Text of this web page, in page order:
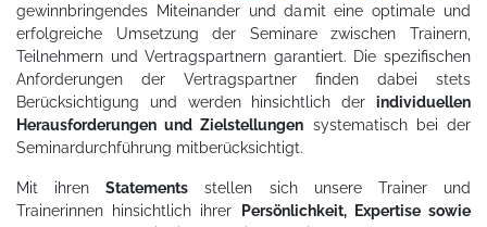
gewinnbringendes Miteinander und damit eine optimale und
erfolgreiche Umsetzung der Seminare zwischen Trainern,
Teilnehmern und Vertragspartnern garantiert. Die spezifischen
Anforderungen der Vertragspartner finden dabei stets
Berücksichtigung und werden hinsichtlich der individuellen
Herausforderungen und Zielstellungen systematisch bei der
Seminardurchführung mitberücksichtigt.
Mit ihrenStatements stellen sich unsere Trainer und
Trainerinnen hinsichtlich ihrer
Persönlichkeit, Expertise sowie